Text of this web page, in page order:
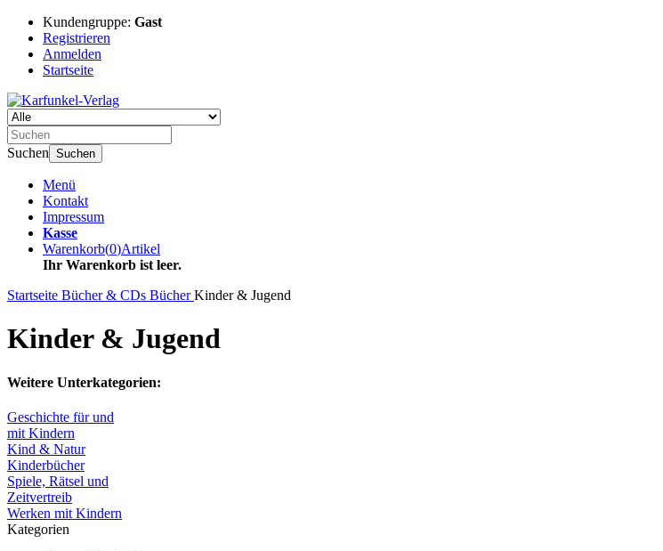
Kundengruppe: Gast
Registrieren
Anmelden
Startseite
Suchen Suchen
Menü
Kontakt
Impressum
Kasse
Warenkorb(0)Artikel
Ihr Warenkorb ist leer.
Startseite Bücher & CDs Bücher Kinder & Jugend
Kinder & Jugend
Weitere Unterkategorien:
Geschichte für und
mit Kindern
Kind & Natur
Kinderbücher
Spiele, Rätsel und
Zeitvertreib
Werken mit Kindern
Kategorien